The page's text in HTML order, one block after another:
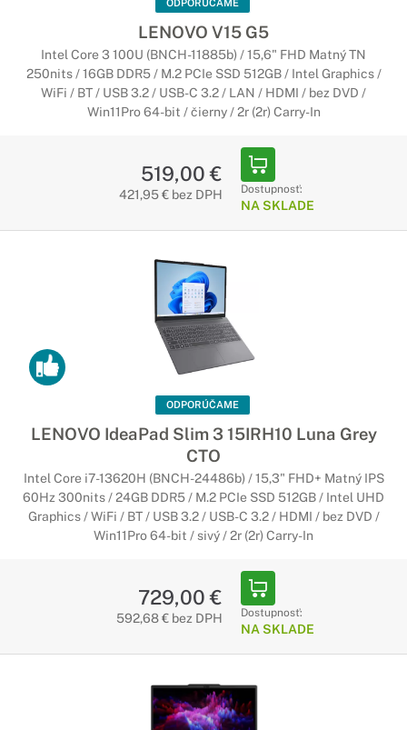
ODPORÚČAME
LENOVO V15 G5
Intel Core 3 100U (BNCH-11885b) / 15,6" FHD Matný TN
250nits / 16GB DDR5 / M.2 PCIe SSD 512GB / Intel Graphics /
WiFi / BT / USB 3.2 / USB-C 3.2 / LAN / HDMI / bez DVD /
Win11Pro 64-bit / čierny / 2r (2r) Carry-In
519,00 €
421,95 € bez DPH Dostupnosť:
NA SKLADE
ODPORÚČAME
LENOVO IdeaPad Slim 3 15IRH10 Luna Grey
CTO
Intel Core i7-13620H (BNCH-24486b) / 15,3" FHD+ Matný IPS
60Hz 300nits / 24GB DDR5 / M.2 PCIe SSD 512GB / Intel UHD
Graphics / WiFi / BT / USB 3.2 / USB-C 3.2 / HDMI / bez DVD /
Win11Pro 64-bit / sivý / 2r (2r) Carry-In
729,00 €
592,68 € bez DPH Dostupnosť:
NA SKLADE